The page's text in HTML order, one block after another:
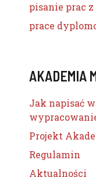
pisanie prac
prace
AKADEMIA
Jak napisać
Projekt
Regulamin
Aktualności